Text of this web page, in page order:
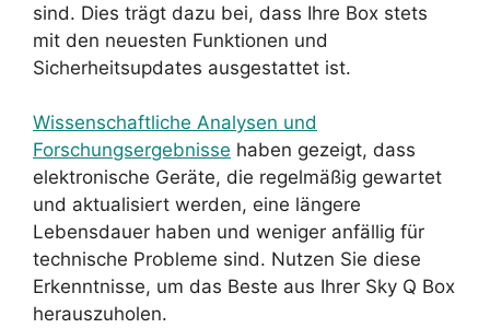
sind. Dies trägt dazu bei, dass Ihre Box stets
mit den neuesten Funktionen und
Sicherheitsupdates ausgestattet ist.
Wissenschaftliche Analysen und
Forschungsergebnisse haben gezeigt, dass
elektronische Geräte, die regelmäßig gewartet
und aktualisiert werden, eine längere
Lebensdauer haben und weniger anfällig für
technische Probleme sind. Nutzen Sie diese
Erkenntnisse, um das Beste aus Ihrer Sky Q Box
herauszuholen.